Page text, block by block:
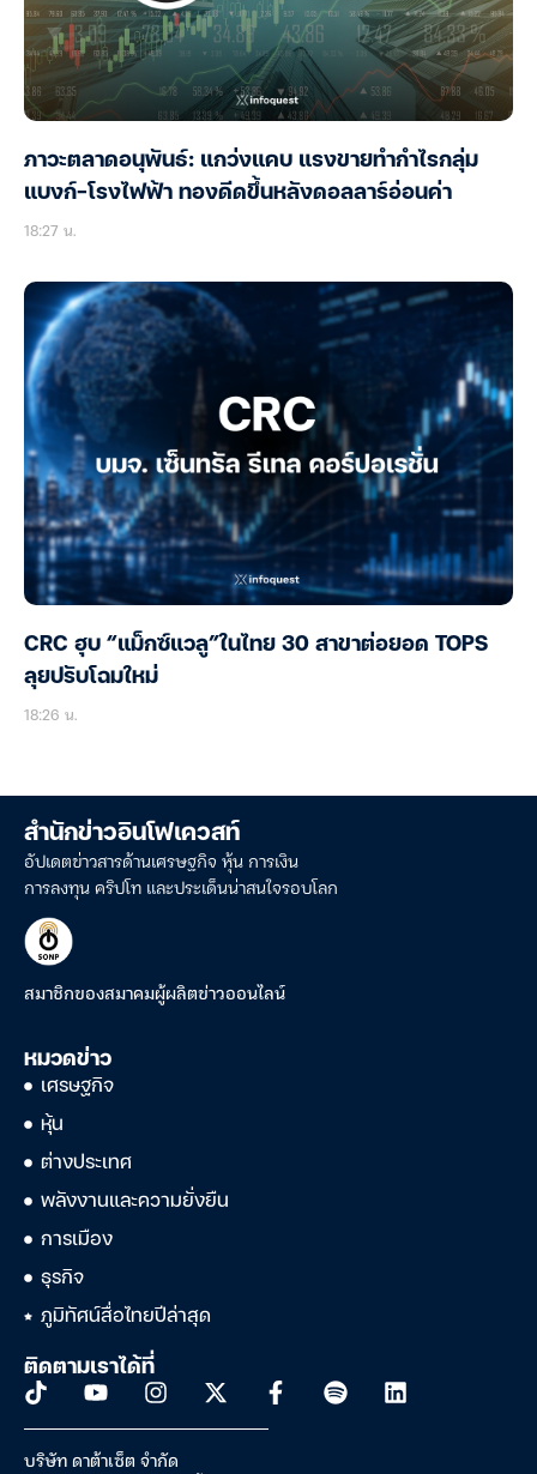
ภาวะตลาดอนุพันธ์: แกว่งแคบ แรงขายทำกำไรกลุ่ม
แบงก์-โรงไฟฟ้า ทองดีดขึ้นหลังดอลลาร์อ่อนค่า
18:27 น.
CRC ฮุบ “แม็กซ์แวลู”ในไทย 30 สาขาต่อยอด TOPS
ลุยปรับโฉมใหม่
18:26 น.
สำนักข่าวอินโฟเควสท์
อัปเดตข่าวสารด้านเศรษฐกิจ หุ้น การเงิน
การลงทุน คริปโท และประเด็นน่าสนใจรอบโลก
สมาชิกของสมาคมผู้ผลิตข่าวออนไลน์
หมวดข่าว
เศรษฐกิจ
หุ้น
ต่างประเทศ
พลังงานและความยั่งยืน
การเมือง
ธุรกิจ
ภูมิทัศน์สื่อไทยปีล่าสุด
ติดตามเราได้ที่
บริษัท ดาต้าเซ็ต จำกัด